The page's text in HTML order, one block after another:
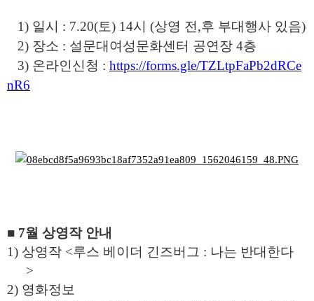
1) 일시 : 7.20(토) 14시 (상영 전,후 부대행사 있음)
2) 장소 : 설문대여성문화센터 공연장 4층
3) 온라인신청 : https://forms.gle/TZLtpFaPb2dRCe
nR6
■ 7월 상영작 안내
1) 상영작 <루스 베이더 긴즈버그 : 나는 반대한다
>
2) 영화정보